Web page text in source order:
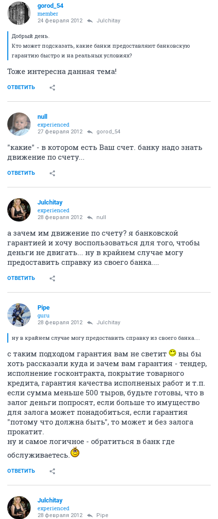
gorod_54
member
24 февраля 2012 Julchitay
Добрый день.
Кто может подсказать, какие банки предоставляют банковскую
гарантию быстро и на реальных условиях?
Тоже интересна данная тема!
ОТВЕТИТЬ
null
experienced
27 февраля 2012 gorod_54
"какие" - в котором есть Ваш счет. банку надо знать
движение по счету...
ОТВЕТИТЬ
Julchitay
experienced
28 февраля 2012 null
а зачем им движение по счету? я банковской
гарантией и хочу воспользоваться для того, чтобы
деньги не двигать... ну в крайнем случае могу
предоставить справку из своего банка....
ОТВЕТИТЬ
Pipe
guru
28 февраля 2012 Julchitay
ну в крайнем случае могу предоставить справку из своего банка....
с таким подходом гарантия вам не светит
вы бы
хоть рассказали куда и зачем вам гарантия - тендер,
исполнение госконтракта, покрытие товарного
кредита, гарантия качества исполненых работ и т.п.
если сумма меньше 500 тыров, будьте готовы, что в
залог деньги попросят, если больше то имущество
для залога может понадобиться, если гарантия
"потому что должна быть", то может и без залога
прокатит.
ну и самое логичное - обратиться в банк где
обслуживаетесь.
ОТВЕТИТЬ
Julchitay
experienced
28 февраля 2012 Pipe